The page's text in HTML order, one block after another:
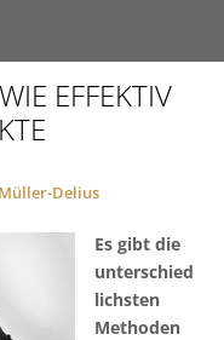
EFFEKTIV
Delius
Es gibt die
unterschied
lichsten
Methoden